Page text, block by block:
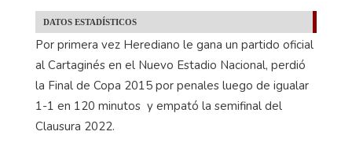
DATOS ESTADÍSTICOS
Por primera vez Herediano le gana un partido oficial
al Cartaginés en el Nuevo Estadio Nacional, perdió
la Final de Copa 2015 por penales luego de igualar
1-1 en 120 minutos y empató la semifinal del
Clausura 2022.